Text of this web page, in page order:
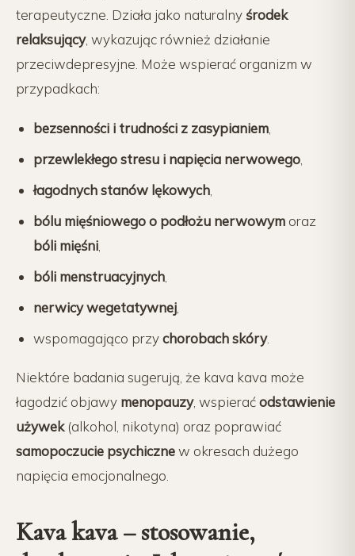
terapeutyczne. Działa jako naturalny środek
relaksujący, wykazując również działanie
przeciwdepresyjne. Może wspierać organizm w
przypadkach:
bezsenności i trudności z zasypianiem
przewlekłego stresu i napięcia nerwowego
łagodnych stanów lękowych
bólu mięśniowego o podłożu nerwowym oraz
bóli mięśni
bóli menstruacyjnych
nerwicy wegetatywnej
wspomagająco przychorobach skóry.
Niektóre badania sugerują, że kava kava może
łagodzić objawy menopauzy, wspieraćodstawienie
używek(alkohol, nikotyna) oraz poprawiać
samopoczucie psychicznew okresach dużego
napięcia emocjonalnego.
Kava kava – stosowanie,